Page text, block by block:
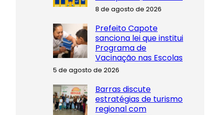
8 de agosto de 2026
Prefeito Capote
sanciona lei que institui
Programa de
Vacinação nas Escolas
5 de agosto de 2026
Barras discute
estratégias de turismo
regional com